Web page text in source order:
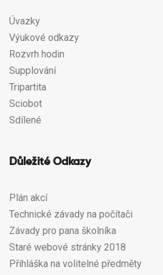
Úvazky
Výukové odkazy
Rozvrh hodin
Supplování
Tripartita
Sciobot
Sdílené
Důležité Odkazy
Plán akcí
Technické závady na počítači
Závady pro pana školníka
Staré webové stránky 2018
Přihláška na volitelné předměty